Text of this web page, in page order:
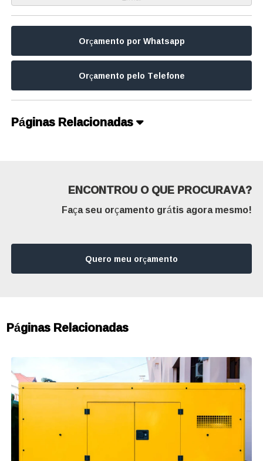
Orçamento por Whatsapp
Orçamento pelo Telefone
Páginas Relacionadas
ENCONTROU O QUE PROCURAVA?
Faça seu orçamento grátis agora mesmo!
Quero meu orçamento
Páginas Relacionadas